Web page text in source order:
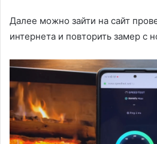
Далее можно зайти на сайт
интернета и повторить замер с